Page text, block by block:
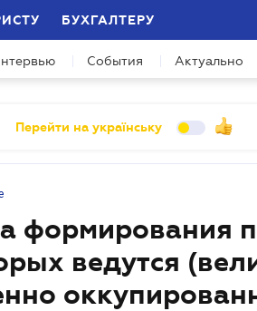
БУХГАЛТЕРУ
События Актуально
Перейти на українську
формирования
ведутся